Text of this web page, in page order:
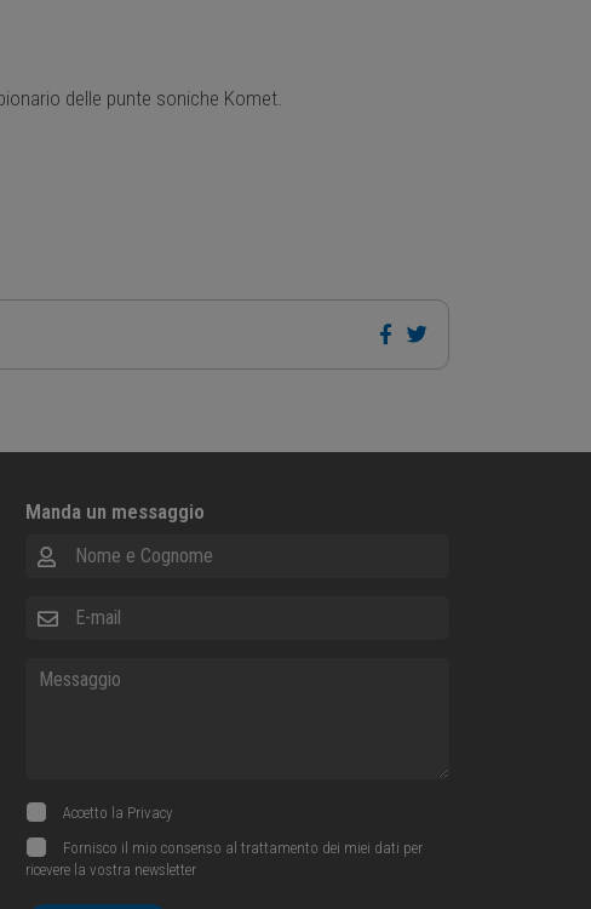
delle punte soniche Komet.
Manda un messaggio
Nome e Cognome
E-mail
Messaggio
Accetto la Privacy
Fornisco il mio consenso al trattamento dei miei dati per
ricevere la vostra newsletter